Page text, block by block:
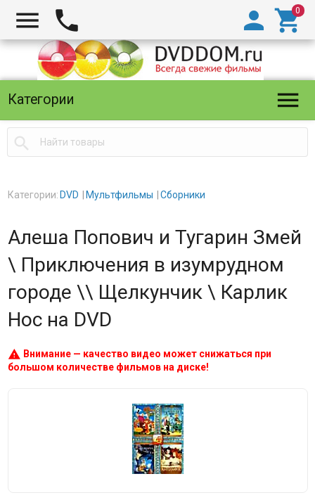
  

Категории 

Категории: DVD Мультфильмы Сборники
Алеша Попович и Тугарин Змей
\ Приключения в изумрудном
городе \\ Щелкунчик \ Карлик
Нос на DVD
warning Внимание — качество видео может снижаться при
большом количестве фильмов на диске!